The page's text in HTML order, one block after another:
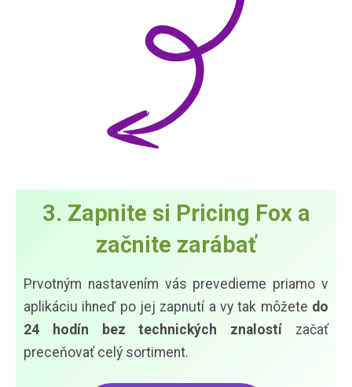
3. Zapnite si Pricing Fox a
začnite zarábať
Prvotným nastavením vás prevedieme priamo v
aplikáciu ihneď po jej zapnutí a vy tak môžete do
24 hodín bez technických znalostí začať
preceňovať celý sortiment.